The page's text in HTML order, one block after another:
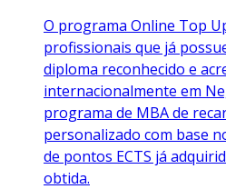
O programa Online Top
profissionais que já
diploma reconhecido e
internacionalmente em
programa de MBA de
personalizado com base
de pontos ECTS já
obtida.